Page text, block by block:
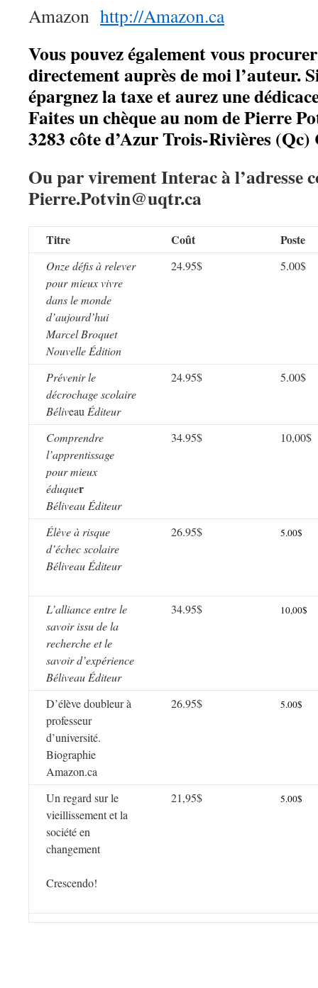
Amazon http://Amazon.ca
Vous pouvez également vous
directement auprès de moi l’auteur.
épargnez la taxe et aurez une
Faites un chèque au nom de Pierre
3283 côte d’Azur Trois-Rivières
Ou par virement Interac à l’adresse
Pierre.Potvin@uqtr.ca
Titre Coût Poste
Onze défis à relever
pour mieux vivre
dans le monde
d’aujourd’hui
Marcel Broquet
Nouvelle Édition
24.95$ 5.00$
Prévenir le
décrochage scolaire
Béliveau Éditeur
24.95$ 5.00$
Comprendre
l’apprentissage
pour mieux
éduquer
Béliveau Éditeur
34.95$ 10,00$
Élève à risque
d’échec scolaire
Béliveau Éditeur
26.95$ 5.00$
L’alliance entre le
savoir issu de la
recherche et le
savoir d’expérience
Béliveau Éditeur
34.95$ 10,00$
D’élève doubleur à
professeur
d’université.
Biographie
Amazon.ca
26.95$ 5.00$
Un regard sur le
vieillissement et la
société en
changement
Crescendo!
21,95$ 5.00$